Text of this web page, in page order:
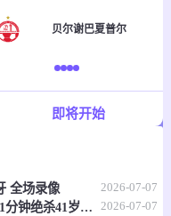
贝尔谢巴夏普尔
即将开始
全场录像 2026-07-07
进八强！西班牙1-0淘汰葡萄牙 梅里诺91分钟绝杀41岁C罗最后一舞 2026-07-07